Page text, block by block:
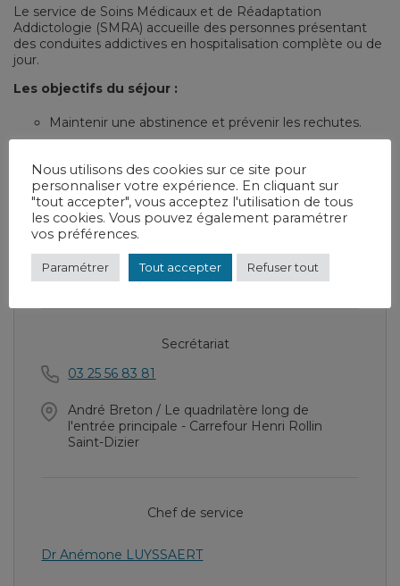
Le service de Soins Médicaux et de Réadaptation
Addictologie (SMRA) accueille des personnes présentant
des conduites addictives en hospitalisation complète ou de
jour.
Les objectifs du séjour :
Maintenir une abstinence et prévenir les rechutes.
Accompagner la réinsertion socio-professionnelle.
Améliorer les capacités physiques et assurer un suivi
diététique.
Soins de réadaptation addictologie
Secrétariat
03 25 56 83 81
André Breton / Le quadrilatère long de
l'entrée principale - Carrefour Henri Rollin
Saint-Dizier
Chef de service
Dr Anémone LUYSSAERT
Nous utilisons des cookies sur ce site pour
personnaliser votre expérience. En cliquant sur
"tout accepter", vous acceptez l'utilisation de tous
les cookies. Vous pouvez également paramétrer
vos préférences.
Paramétrer Tout accepter Refuser tout